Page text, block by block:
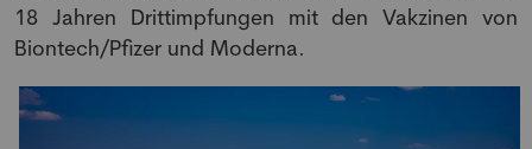
18 Jahren Drittimpfungen mit den Vakzinen von
Biontech/Pfizer und Moderna.